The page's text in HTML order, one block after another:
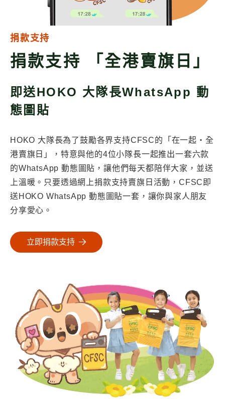
捐款支持
捐款支持 「全港賣旗日」
即送HOKO 大隊長WhatsApp 動
態圖貼
HOKO 大隊長為了鼓勵各界支持CFSC的「在一起‧全
港賣旗日」，特意與他的4位小隊長一起推出一套六款
的WhatsApp 動態圖貼，讓他們每天都陪伴大家，並送
上溫暖。只要透過網上捐款支持賣旗日活動，CFSC即
送HOKO WhatsApp 動態圖貼一套，讓你與家人朋友
分享愛心。
立即捐款支持